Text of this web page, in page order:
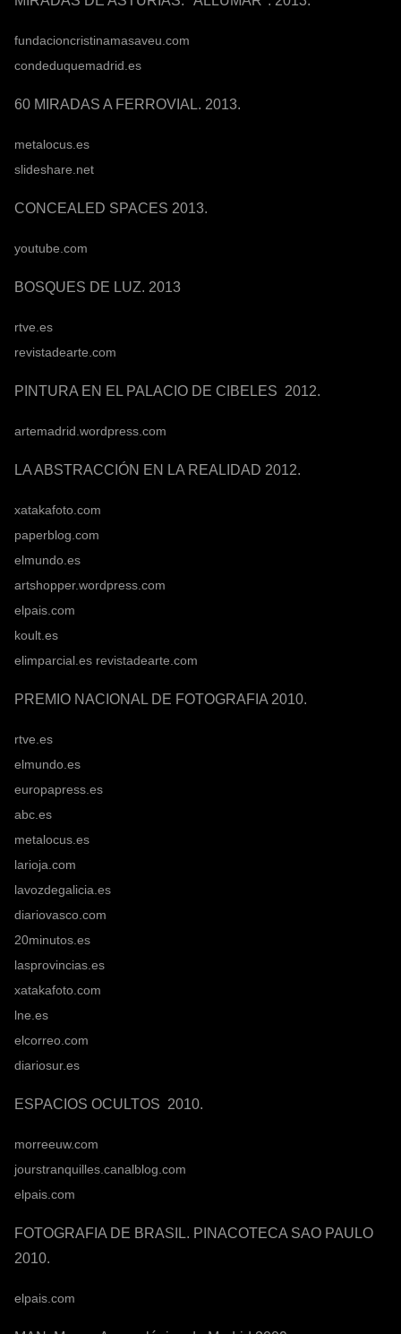
fundacioncristinamasaveu.com
condeduquemadrid.es
60 MIRADAS A FERROVIAL. 2013.
metalocus.es
slideshare.net
CONCEALED SPACES 2013.
youtube.com
BOSQUES DE LUZ. 2013
rtve.es
revistadearte.com
PINTURA EN EL PALACIO DE CIBELES 2012.
artemadrid.wordpress.com
LA ABSTRACCIÓN EN LA REALIDAD 2012.
xatakafoto.com
paperblog.com
elmundo.es
artshopper.wordpress.com
elpais.com
koult.es
elimparcial.es revistadearte.com
PREMIO NACIONAL DE FOTOGRAFIA 2010.
rtve.es
elmundo.es
europapress.es
abc.es
metalocus.es
larioja.com
lavozdegalicia.es
diariovasco.com
20minutos.es
lasprovincias.es
xatakafoto.com
lne.es
elcorreo.com
diariosur.es
ESPACIOS OCULTOS 2010.
morreeuw.com
jourstranquilles.canalblog.com
elpais.com
FOTOGRAFIA DE BRASIL. PINACOTECA SAO PAULO
2010.
elpais.com